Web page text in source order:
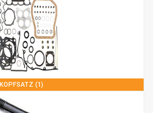
KOPFSATZ (1)